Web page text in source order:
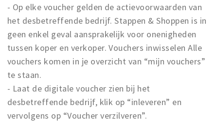
- Op elke voucher gelden de actievoorwaarden van
het desbetreffende bedrijf. Stappen & Shoppen is in
geen enkel geval aansprakelijk voor onenigheden
tussen koper en verkoper. Vouchers inwisselen Alle
vouchers komen in je overzicht van “mijn vouchers”
te staan.
- Laat de digitale voucher zien bij het
desbetreffende bedrijf, klik op “inleveren” en
vervolgens op “Voucher verzilveren”.